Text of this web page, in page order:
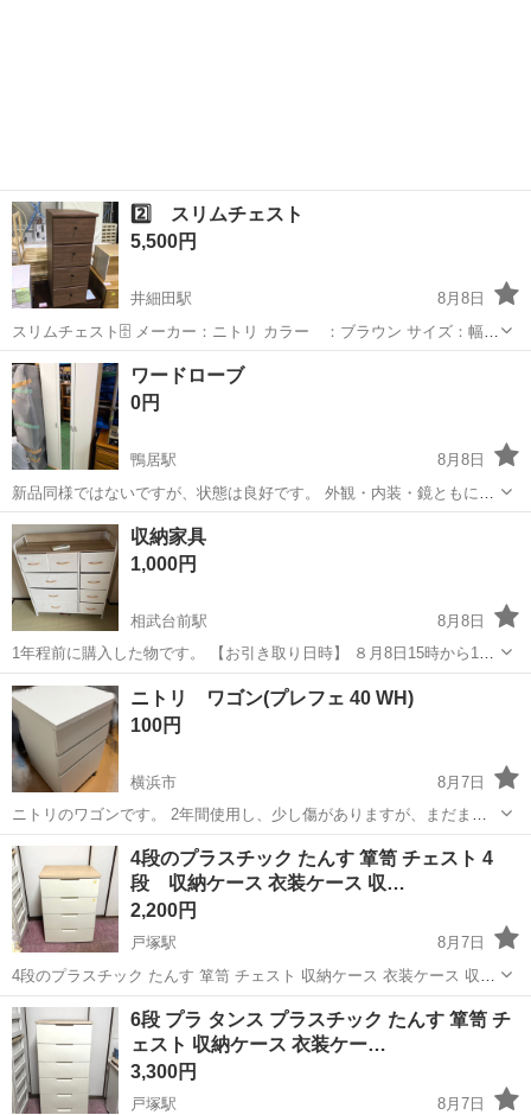
2️⃣ スリムチェスト
5,500円
井細田駅
8月8日
スリムチェスト🗄 メーカー：ニトリ カラー ：ブラウン サイズ：幅30
奥41 高76 ちょっとしたスペースに ぴったり収まるサイズ感が可愛ら
しいスリムチェスト 全段スライドレール付きなので 開閉ラクラク🎶
店頭にて...
神奈川 小田原市 井細田駅
ワードローブ
0円
鴨居駅
8月8日
新品同様ではないですが、状態は良好です。 外観・内装・鏡ともに綺
麗かと思います。 側面の奥側に若干の剥がれがあります。 幅735mm
高さ1800mm 奥行き 365mm
神奈川 横浜市 鴨居駅
収納家具
1,000円
相武台前駅
8月8日
1年程前に購入した物です。 【お引き取り日時】 ８月8日15時から17
時 8月10日、１２日（水）13:00～17:00
神奈川 座間市 相武台前駅 収納家具
ニトリ ワゴン(プレフェ 40 WH)
100円
横浜市
8月7日
ニトリのワゴンです。 2年間使用し、少し傷がありますが、まだまだ
利用できます。 横浜西区の自宅に引き取りに来ていただける方限定で
す。 直近だと、8/10・11に引き取りに来てくださる方に優先してお譲
りしたいです(日程は適...
神奈川 横浜市 収納家具
4段のプラスチック たんす 箪笥 チェスト 4
段 収納ケース 衣装ケース 収…
2,200円
戸塚駅
8月7日
4段のプラスチック たんす 箪笥 チェスト 収納ケース 衣装ケース 収納
引き出し 全体的に大きな傷もなく、全体的に良い状態です。 各段、そ
れぞれに外すことが出来ます。 高さ：約80cm 横幅：約56cm 奥行：
約41...
神奈川 横浜市 戸塚駅 収納家具 チェスト
6段 プラ タンス プラスチック たんす 箪笥 チ
ェスト 収納ケース 衣装ケー…
3,300円
戸塚駅
8月7日